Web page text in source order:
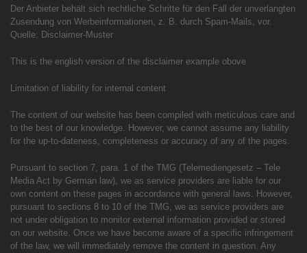
Der Anbieter behält sich rechtliche Schritte für den Fall der unverlangten
Zusendung von Werbeinformationen, z. B. durch Spam-Mails, vor.
Quelle: Disclaimer-Muster
This is the english version of the disclaimer example obove
Limitation of liability for internal content
The content of our website has been compiled with meticulous care and
to the best of our knowledge. However, we cannot assume any liability
for the up-to-dateness, completeness or accuracy of any of the pages.
Pursuant to section 7, para. 1 of the TMG (Telemediengesetz – Tele
Media Act by German law), we as service providers are liable for our
own content on these pages in accordance with general laws. However,
pursuant to sections 8 to 10 of the TMG, we as service providers are
not under obligation to monitor external information provided or stored
on our website. Once we have become aware of a specific infringement
of the law, we will immediately remove the content in question. Any